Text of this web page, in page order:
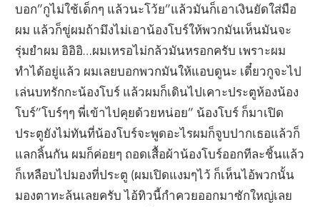
บอก”กูไม่ใช้เด็กๆ แล้วนะโว้ย”แล้วมันก็เอาเงินยัดใส่มือ
ผม แล้วก็ขู่ผมถ้ามึงไม่เอาน้องโบร์ให้พวกมันเห็นมันจะ
รุ่มยำผม อิอิอิ…ผมเหรอไม่กล้วมันหรอกครับ เพราะผม
ทำได้อยู่แล้ว ผมเลยบอกพวกมันให้แอบดูนะ เดี๋ยวกูจะไป
เล่นบทรักกะน้องโบร์ แล้วผมก็เดินไปเคาะประตูห้องน้อง
โบร์”โบร์ๆๆ พี่เข้าไปคุยด้วยหน่อย” น้องโบร์ ก็มาเปิด
ประตูยังไม่ทันที่น้องโบร์จะพูดอะไรผมก็จูบปากเธอแล้วก็
แลกลิ้นกัน ผมก็ค่อยๆ ถอดเสื้อผ้าน้องโบร์ออกทีละชิ้นแล้ว
ก็เหลือบไปมองที่ประตู (ผมเปิดแงมๆไว้ ก็เห็นไอ้พวกนั้น
มองตาทะล้นเลยครับ ไอ้ทิวนี้กำควยออกมาซักใหญ่เลย